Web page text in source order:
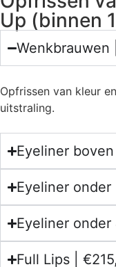
Up (binnen
Wenkbrauwen
Opfrissen van kleur
uitstraling.
Eyeliner
Eyeliner
Eyeliner
Full Lips |